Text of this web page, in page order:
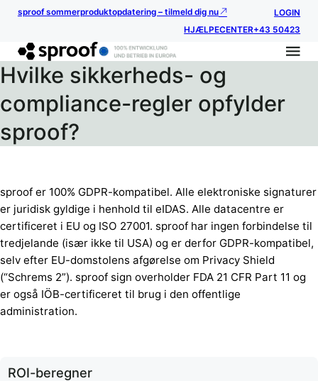
sproof sommerproduktopdatering – tilmeld dig nu
LOGIN
HJÆLPECENTER+43 50423
Hvilke sikkerheds- og
compliance-regler opfylder
sproof?
sproof er 100% GDPR-kompatibel. Alle elektroniske signaturer
er juridisk gyldige i henhold til eIDAS. Alle datacentre er
certificeret i EU og ISO 27001. sproof har ingen forbindelse til
tredjelande (især ikke til USA) og er derfor GDPR-kompatibel,
selv efter EU-domstolens afgørelse om Privacy Shield
(“Schrems 2”). sproof sign overholder FDA 21 CFR Part 11 og
er også IÖB-certificeret til brug i den offentlige
administration.
ROI-beregner